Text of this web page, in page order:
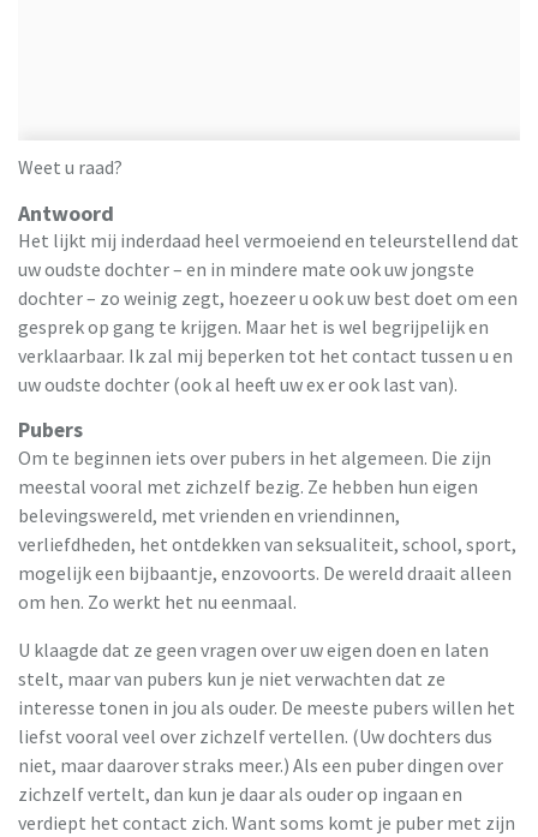
Weet u raad?
Antwoord
Het lijkt mij inderdaad heel vermoeiend en teleurstellend dat
uw oudste dochter – en in mindere mate ook uw jongste
dochter – zo weinig zegt, hoezeer u ook uw best doet om een
gesprek op gang te krijgen. Maar het is wel begrijpelijk en
verklaarbaar. Ik zal mij beperken tot het contact tussen u en
uw oudste dochter (ook al heeft uw ex er ook last van).
Pubers
Om te beginnen iets over pubers in het algemeen. Die zijn
meestal vooral met zichzelf bezig. Ze hebben hun eigen
belevingswereld, met vrienden en vriendinnen,
verliefdheden, het ontdekken van seksualiteit, school, sport,
mogelijk een bijbaantje, enzovoorts. De wereld draait alleen
om hen. Zo werkt het nu eenmaal.
U klaagde dat ze geen vragen over uw eigen doen en laten
stelt, maar van pubers kun je niet verwachten dat ze
interesse tonen in jou als ouder. De meeste pubers willen het
liefst vooral veel over zichzelf vertellen. (Uw dochters dus
niet, maar daarover straks meer.) Als een puber dingen over
zichzelf vertelt, dan kun je daar als ouder op ingaan en
verdiept het contact zich. Want soms komt je puber met zijn